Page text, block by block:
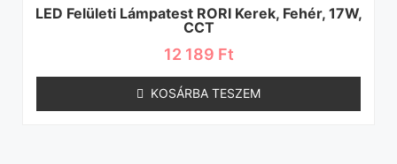
LED Felületi Lámpatest RORI Kerek, Fehér, 17W,
CCT
12 189 Ft
KOSÁRBA TESZEM